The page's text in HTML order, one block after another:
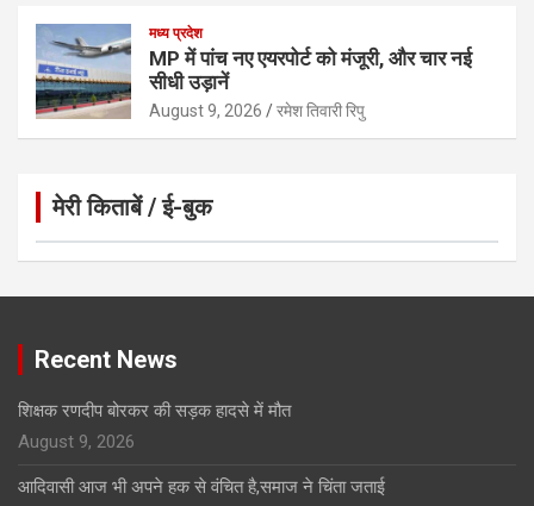
मध्य प्रदेश
MP में पांच नए एयरपोर्ट को मंजूरी, और चार नई
सीधी उड़ानें
August 9, 2026 रमेश तिवारी रिपु
मेरी किताबें / ई-बुक
Click to Open Page
Recent News
शिक्षक रणदीप बोरकर की सड़क हादसे में मौत
August 9, 2026
आदिवासी आज भी अपने हक से वंचित है,समाज ने चिंता जताई